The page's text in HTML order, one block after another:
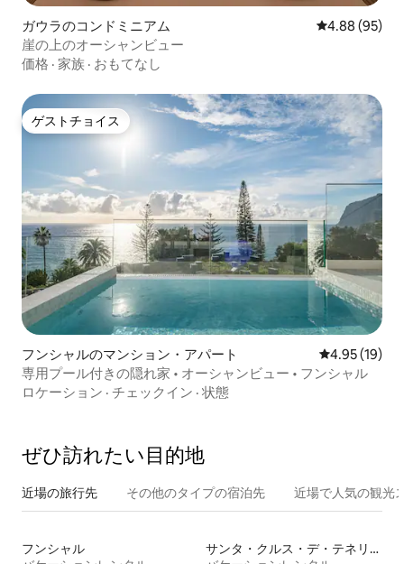
ガウラのコンドミニアム レビュー95
4.88 (95)
崖の上のオーシャンビュー
価格 · 家族 · おもてなし
ゲストチョイス
ゲストチョイス
フンシャルのマンション・アパート レビュー19
4.95 (19)
専用プール付きの隠れ家 • オーシャンビュー • フンシャル
ロケーション · チェックイン · 状態
ぜひ訪⁠れ⁠た⁠い目⁠的⁠地
近場の旅行先 その他のタ⁠イ⁠プ⁠の宿⁠泊⁠先 近場で人気の観光
フンシャル
サンタ・クルス・デ・テネリフェ